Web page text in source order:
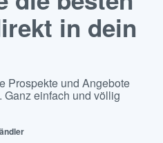
in dein
Prospekte und Angebote
einfach und völlig